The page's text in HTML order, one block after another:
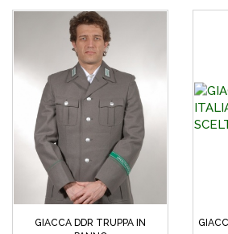
GIACCA DDR TRUPPA IN